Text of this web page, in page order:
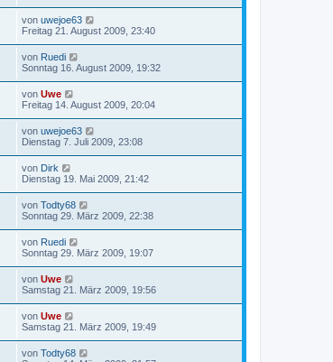
von uwejoe63
Freitag 21. August 2009, 23:40
von Ruedi
Sonntag 16. August 2009, 19:32
von Uwe
Freitag 14. August 2009, 20:04
von uwejoe63
Dienstag 7. Juli 2009, 23:08
von Dirk
Dienstag 19. Mai 2009, 21:42
von Todty68
Sonntag 29. März 2009, 22:38
von Ruedi
Sonntag 29. März 2009, 19:07
von Uwe
Samstag 21. März 2009, 19:56
von Uwe
Samstag 21. März 2009, 19:49
von Todty68